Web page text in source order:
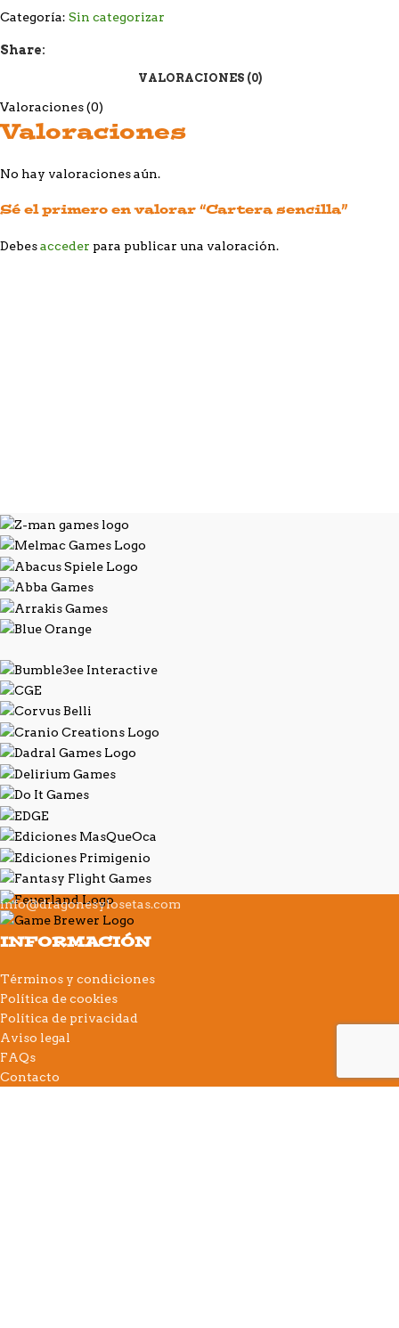
Categoría: Sin categorizar
Share:
VALORACIONES (0)
Valoraciones (0)
Valoraciones
No hay valoraciones aún.
Sé el primero en valorar “Cartera sencilla”
Debesacceder para publicar una valoración.
info@dragonesylosetas.com
INFORMACIÓN
Términos y condiciones
Política de cookies
Política de privacidad
Aviso legal
FAQs
Contacto